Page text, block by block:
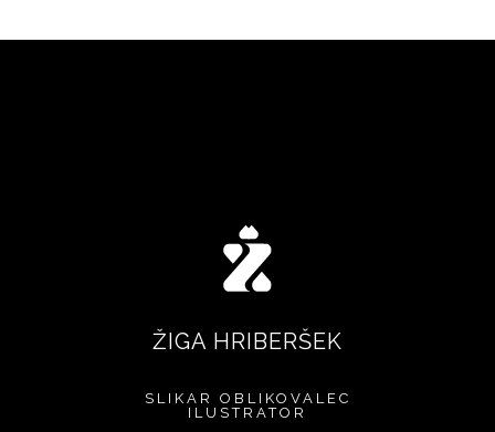
ŽIGA HRIBERŠEK
SLIKAR
OBLIKOVALEC
ILUSTRATOR